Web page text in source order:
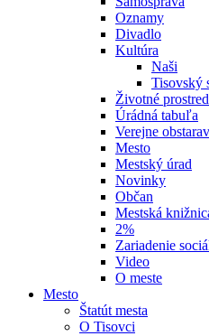
Oznamy
Divadlo
Kultúra
Naši
Tisovský
Životné
Úrádná tabuľa
Verejne
Mesto
Mestský úrad
Novinky
Občan
Mestská
2%
Zariadenie
Video
O meste
Mesto
Štatút mesta
O Tisovci